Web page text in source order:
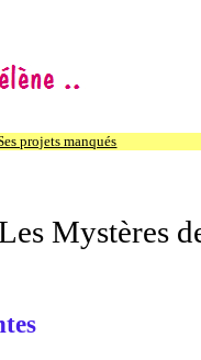
projets manqués
Mystères